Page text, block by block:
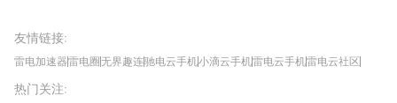
友情链接:
雷电加速器雷电圈无界趣连驰电云手机小滴云手机雷电云手机雷电云社区
我爱vr网华军软件园
热门关注: